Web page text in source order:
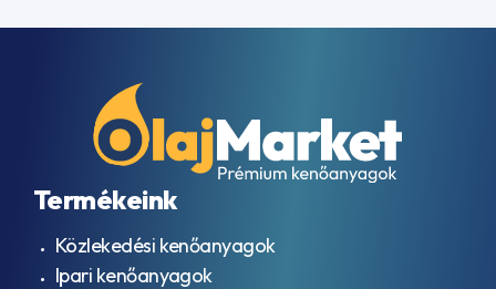
Termékeink
Közlekedési kenőanyagok
Ipari kenőanyagok